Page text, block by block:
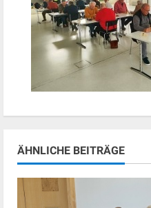
ÄHNLICHE BEITRÄGE